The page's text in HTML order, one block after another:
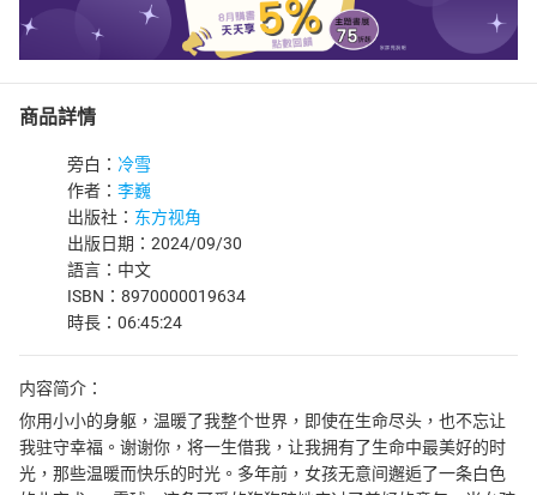
商品詳情
旁白： 冷雪
作者： 李巍
出版社： 东方视角
出版日期：2024/09/30
語言：中文
ISBN：8970000019634
時長：06:45:24
内容简介：
你用小小的身躯，温暖了我整个世界，即使在生命尽头，也不忘让
我驻守幸福。谢谢你，将一生借我，让我拥有了生命中最美好的时
光，那些温暖而快乐的时光。多年前，女孩无意间邂逅了一条白色